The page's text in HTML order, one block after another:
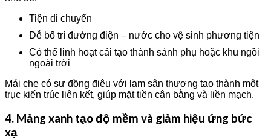
Tiện di chuyển
Dễ bố trí đường điện – nước cho vệ sinh phương tiện
Có thể linh hoạt cải tạo thành sảnh phụ hoặc khu ngồi
ngoài trời
Mái che có sự đồng điệu với lam sân thượng tạo thành một
trục kiến trúc liên kết, giúp mặt tiền cân bằng và liền mạch.
4. Mảng xanh tạo độ mềm và giảm hiệu ứng bức
xạ